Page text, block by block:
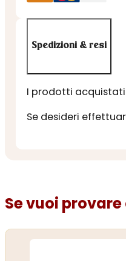
Spedizioni & resi
I prodotti
Se desideri
Se vuoi